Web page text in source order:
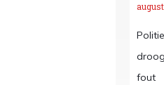
fout